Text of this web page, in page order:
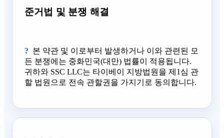
준거법 및 분쟁 해결
본 약관 및 이로부터 발생하거나 이와 관련된 모
든 분쟁에는 중화민국(대만) 법률이 적용됩니다.
귀하와 SSC LLC는 타이베이 지방법원을 제1심 관
할 법원으로 전속 관할권을 가지기로 동의합니다.